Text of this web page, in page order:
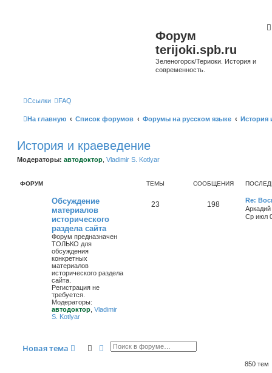
Форум
terijoki.spb.ru
Зеленогорск/Териоки. История и
современность.
Ссылки FAQ
На главную Список форумов Форумы на русском языке История
История и краеведение
Модераторы: автодоктор Vladimir S. Kotlyar
ФОРУМ ТЕМЫ СООБЩЕНИЯ
Обсуждение
материалов
исторического
раздела сайта
Форум предназначен
ТОЛЬКО для
обсуждения
конкретных
материалов
исторического раздела
сайта.
Регистрация не
требуется.
Модераторы:
автодоктор Vladimir
S. Kotlyar
23 198
Re:
Аркадий
Ср июл
Новая тема ПоискРасширенный поиск
850 тем